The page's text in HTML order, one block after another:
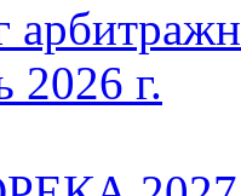
2026 г.